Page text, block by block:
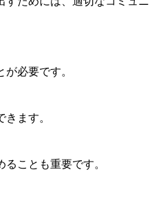
必要です。
ます。
ことも重要です。